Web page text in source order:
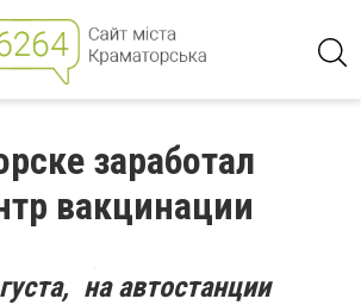
заработал
вакцинации
на автостанции